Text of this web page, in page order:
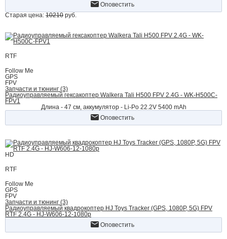
Оповестить
Старая цена: 10210 руб.
RTF
Follow Me
GPS
FPV
Запчасти и тюнинг (3)
Радиоуправляемый гексакоптер Walkera Tali H500 FPV 2.4G - WK-H500C-
FPV1
Длина - 47 cм, аккумулятор - Li-Po 22.2V 5400 mAh
Оповестить
HD
RTF
Follow Me
GPS
FPV
Запчасти и тюнинг (3)
Радиоуправляемый квадрокоптер HJ Toys Tracker (GPS, 1080P, 5G) FPV
RTF 2.4G - HJ-W606-12-1080p
Оповестить